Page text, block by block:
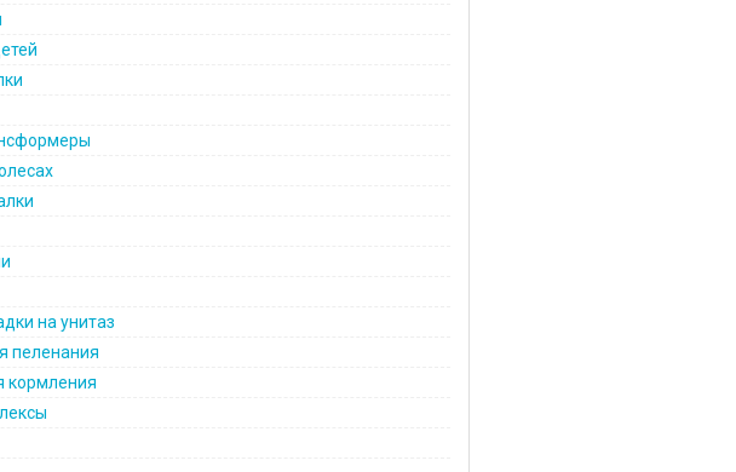
на унитаз
пеленания
кормления